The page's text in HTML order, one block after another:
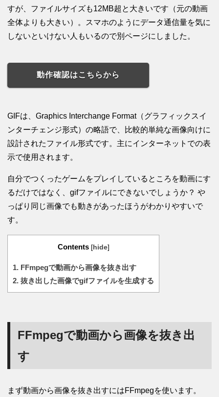
すが、ファイルサイズも12MB超と大きいです（元の動画
全体よりも大きい）。スマホのようにデータ通信量を気に
しないといけない人もいるので別ページにしました。
動作確認はこちらから
GIFは、Graphics Interchange Format（グラフィックスイ
ンターチェンジ形式）の略語で、比較的単純な画像向けに
設計されたファイル形式です。主にインターネットでの表
示で使用されます。
自分でつくったゲームをプレイしているところを動画にす
るだけではなく、gifファイルにできないでしょうか？ や
っぱり同じ画像でも動きがあったほうがわかりやすいで
す。
Contents [hide]
1. FFmpegで動画から画像を抜き出す
2. 抜き出した画像でgifファイルを生成する
FFmpegで動画から画像を抜き出
す
まず動画から画像を抜き出すにはFFmpegを使います。